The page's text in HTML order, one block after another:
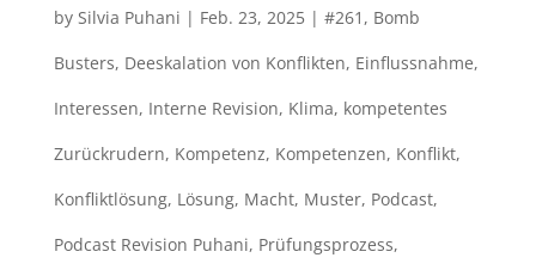
by Silvia Puhani | Feb. 23, 2025| #261 , Bomb
Busters, Deeskalation von Konflikten, Einflussnahme,
Interessen, Interne Revision, Klima, kompetentes
Zurückrudern, Kompetenz, Kompetenzen, Konflikt,
Konfliktlösung, Lösung, Macht, Muster, Podcast,
Podcast Revision Puhani, Prüfungsprozess,